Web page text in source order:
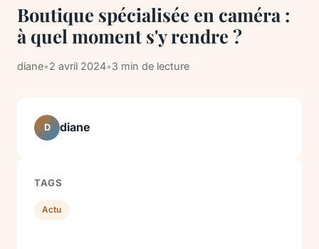
Boutique spécialisée en caméra :
à quel moment s'y rendre ?
diane•2 avril 2024•3 min de lecture
D diane
TAGS
Actu